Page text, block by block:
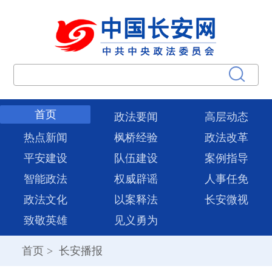
首页 政法要闻
高层动态
热点新闻
枫桥经验
政法改革
平安建设
队伍建设
案例指导
智能政法
权威辟谣
人事任免
政法文化
以案释法
长安微视
致敬英雄
见义勇为
首页 > 长安播报